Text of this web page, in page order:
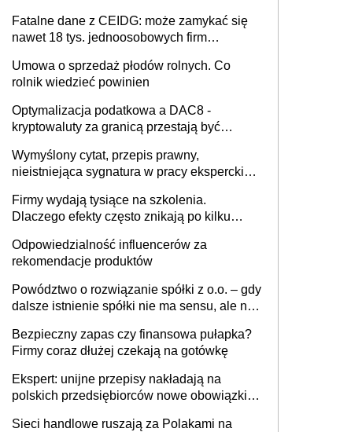
Fatalne dane z CEIDG: może zamykać się
nawet 18 tys. jednoosobowych firm
Umowa o sprzedaż płodów rolnych. Co
rolnik wiedzieć powinien
Optymalizacja podatkowa a DAC8 -
kryptowaluty za granicą przestają być
Wymyślony cytat, przepis prawny,
nieistniejąca sygnatura w pracy eksperckiej -
firmie
Firmy wydają tysiące na szkolenia.
Dlaczego efekty często znikają po kilku
Odpowiedzialność influencerów za
rekomendacje produktów
Powództwo o rozwiązanie spółki z o.o. – gdy
dalsze istnienie spółki nie ma sensu, ale nie
Bezpieczny zapas czy finansowa pułapka?
Firmy coraz dłużej czekają na gotówkę
Ekspert: unijne przepisy nakładają na
polskich przedsiębiorców nowe obowiązki w
Sieci handlowe ruszają za Polakami na